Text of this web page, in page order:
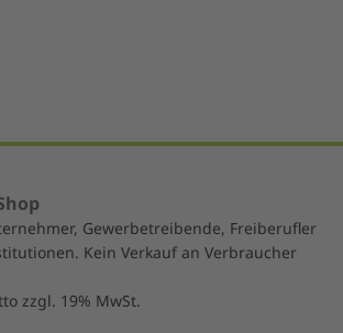
Gewerbetreibende, Freiberufler
Kein Verkauf an Verbraucher
zzgl. 19% MwSt.